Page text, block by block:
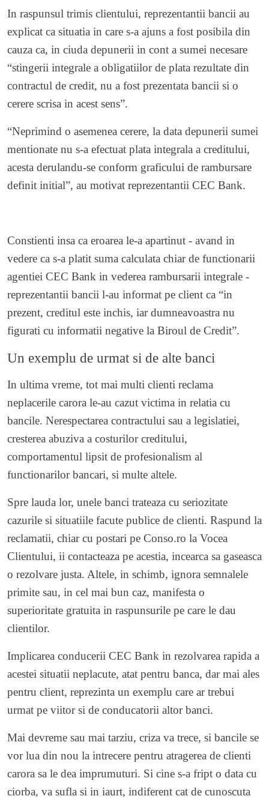
In raspunsul trimis clientului, reprezentantii bancii au
explicat ca situatia in care s-a ajuns a fost posibila din
cauza ca, in ciuda depunerii in cont a sumei necesare
“stingerii integrale a obligatiilor de plata rezultate din
contractul de credit, nu a fost prezentata bancii si o
cerere scrisa in acest sens”.
“Neprimind o asemenea cerere, la data depunerii sumei
mentionate nu s-a efectuat plata integrala a creditului,
acesta derulandu-se conform graficului de rambursare
definit initial”, au motivat reprezentantii CEC Bank.
Constienti insa ca eroarea le-a apartinut - avand in
vedere ca s-a platit suma calculata chiar de functionarii
agentiei CEC Bank in vederea rambursarii integrale -
reprezentantii bancii l-au informat pe client ca “in
prezent, creditul este inchis, iar dumneavoastra nu
figurati cu informatii negative la Biroul de Credit”.
Un exemplu de urmat si de alte banci
In ultima vreme, tot mai multi clienti reclama
neplacerile carora le-au cazut victima in relatia cu
bancile. Nerespectarea contractului sau a legislatiei,
cresterea abuziva a costurilor creditului,
comportamentul lipsit de profesionalism al
functionarilor bancari, si multe altele.
Spre lauda lor, unele banci trateaza cu seriozitate
cazurile si situatiile facute publice de clienti. Raspund la
reclamatii, chiar cu postari pe Conso.ro la Vocea
Clientului, ii contacteaza pe acestia, incearca sa gaseasca
o rezolvare justa. Altele, in schimb, ignora semnalele
primite sau, in cel mai bun caz, manifesta o
superioritate gratuita in raspunsurile pe care le dau
clientilor.
Implicarea conducerii CEC Bank in rezolvarea rapida a
acestei situatii neplacute, atat pentru banca, dar mai ales
pentru client, reprezinta un exemplu care ar trebui
urmat pe viitor si de conducatorii altor banci.
Mai devreme sau mai tarziu, criza va trece, si bancile se
vor lua din nou la intrecere pentru atragerea de clienti
carora sa le dea imprumuturi. Si cine s-a fript o data cu
ciorba, va sufla si in iaurt, indiferent cat de cunoscuta